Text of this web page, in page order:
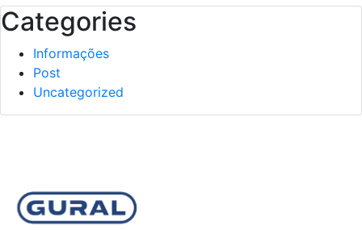
Categories
Informações
Post
Uncategorized